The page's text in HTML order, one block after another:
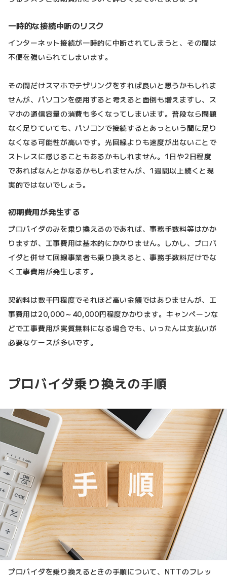
一時的な接続中断のリスク
インターネット接続が一時的に中断されてしまうと、その間は
不便を強いられてしまいます。
その間だけスマホでテザリングをすれば良いと思うかもしれま
せんが、パソコンを使用すると考えると面倒も増えますし、ス
マホの通信容量の消費も多くなってしまいます。普段なら問題
なく足りていても、パソコンで接続するとあっという間に足り
なくなる可能性が高いです。光回線よりも速度が出ないことで
ストレスに感じることもあるかもしれません。1日や2日程度
であればなんとかなるかもしれませんが、1週間以上続くと現
実的ではないでしょう。
初期費用が発生する
プロバイダのみを乗り換えるのであれば、事務手数料等はかか
りますが、工事費用は基本的にかかりません。しかし、プロバ
イダと併せて回線事業者も乗り換えると、事務手数料だけでな
く工事費用が発生します。
契約料は数千円程度でそれほど高い金額ではありませんが、工
事費用は20,000～40,000円程度かかります。キャンペーンな
どで工事費用が実質無料になる場合でも、いったんは支払いが
必要なケースが多いです。
プロバイダ乗り換えの手順
プロバイダを乗り換えるときの手順について、NTTのフレッ